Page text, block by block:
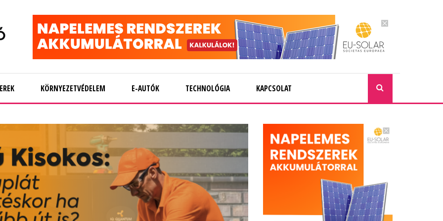
KÖRNYEZETVÉDELEM E-AUTÓK TECHNOLÓGIA KAPCSOLAT